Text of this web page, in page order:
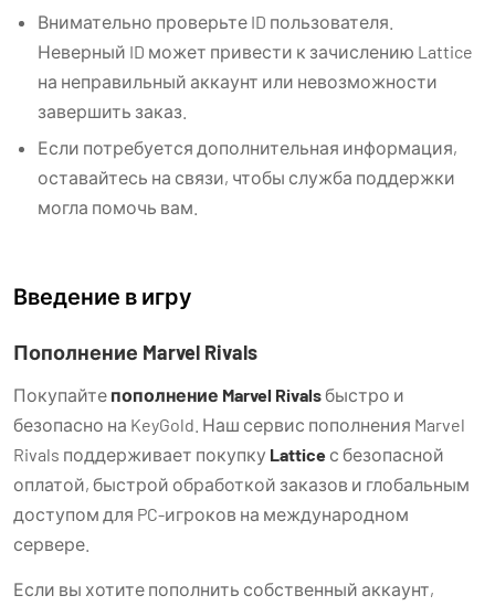
Внимательно проверьте ID пользователя.
Неверный ID может привести к зачислению Lattice
на неправильный аккаунт или невозможности
завершить заказ.
Если потребуется дополнительная информация,
оставайтесь на связи, чтобы служба поддержки
могла помочь вам.
Введение в игру
Пополнение Marvel Rivals
Покупайте пополнение Marvel Rivalsбыстро и
безопасно на KeyGold. Наш сервис пополнения Marvel
Rivals поддерживает покупку Lattice с безопасной
оплатой, быстрой обработкой заказов и глобальным
доступом для PC-игроков на международном
сервере.
Если вы хотите пополнить собственный аккаунт,